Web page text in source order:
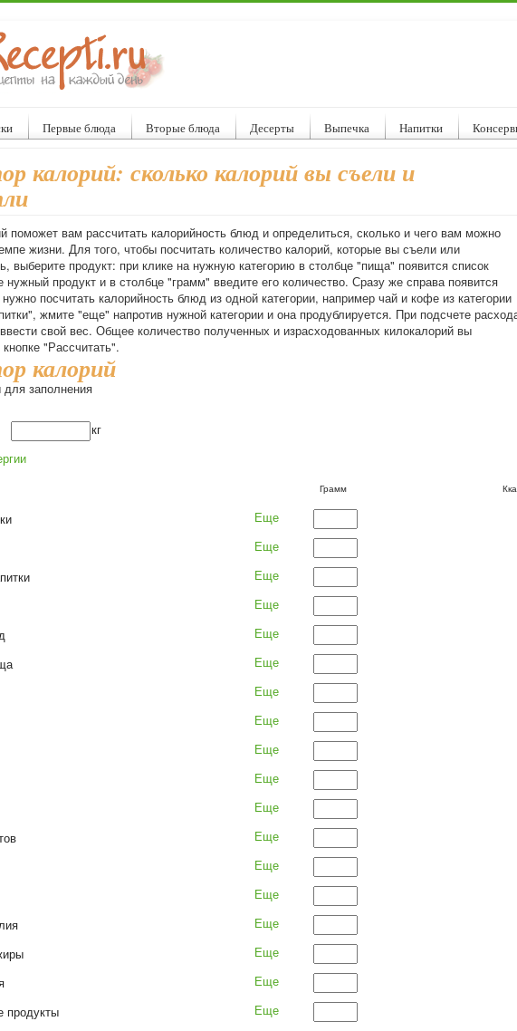
Первые блюда Вторые блюда Десерты Выпечка Напитки
калорий: сколько калорий вы съели и
поможет вам рассчитать калорийность блюд и определиться, сколько и чего вам можно
жизни. Для того, чтобы посчитать количество калорий, которые вы съели или
выберите продукт: при клике на нужную категорию в столбце "пища" появится список
нужный продукт и в столбце "грамм" введите его количество. Сразу же справа появится
посчитать калорийность блюд из одной категории, например чай и кофе из категории
жмите "еще" напротив нужной категории и она продублируется. При подсчете
свой вес. Общее количество полученных и израсходованных килокалорий вы
"Рассчитать".
калорий
заполнения
кг
Грамм
Еще
Еще
Еще
Еще
Еще
Еще
Еще
Еще
Еще
Еще
Еще
Еще
Еще
Еще
Еще
Еще
Еще
продукты
Еще